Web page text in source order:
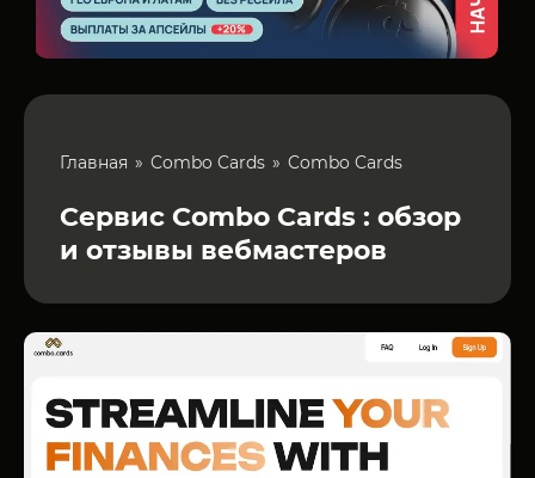
Главная Combo Cards Combo Cards
Сервис Combo Cards : обзор
и отзывы вебмастеров